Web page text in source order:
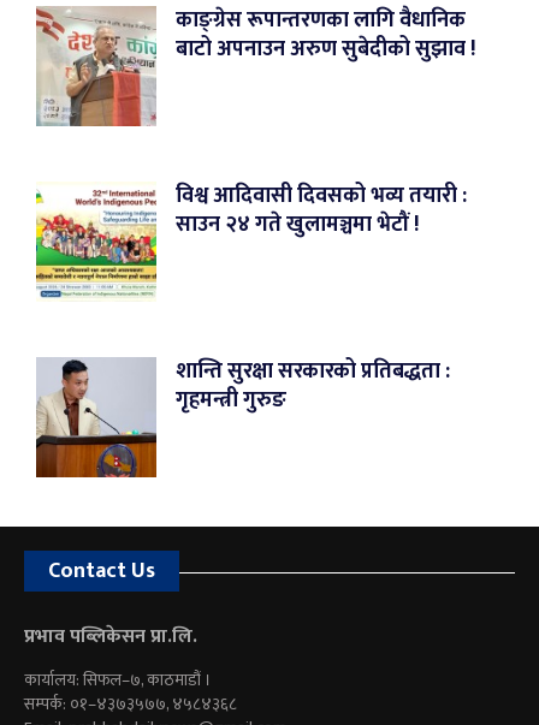
काङ्ग्रेस रूपान्तरणका लागि वैधानिक
बाटो अपनाउन अरुण सुबेदीको सुझाव !
विश्व आदिवासी दिवसको भव्य तयारी :
साउन २४ गते खुलामञ्चमा भेटौं !
शान्ति सुरक्षा सरकारको प्रतिबद्धता :
गृहमन्त्री गुरुङ
Contact Us
प्रभाव पब्लिकेसन प्रा.लि.
कार्यालय: सिफल–७, काठमाडौं ।
सम्पर्क: ०१–४३७३५७७, ४५८४३६८